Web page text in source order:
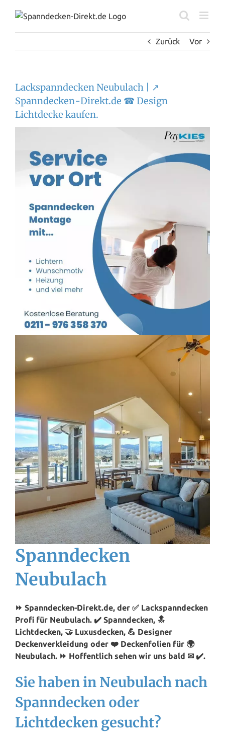
Inhalt
Zurück
Vor
Lackspanndecken Neubulach | ↗️
Spanndecken-Direkt.de ☎ Design
Lichtdecke kaufen.
Spanndecken
Neubulach
⏩ Spanndecken-Direkt.de, der ✅ Lackspanndecken
Profi für Neubulach. ✔️ Spanndecken, 🔝
Lichtdecken, 🤝 Luxusdecken, 💪 Designer
Deckenverkleidung oder ❤️ Deckenfolien für 🌍
Neubulach. ⏩ Hoffentlich sehen wir uns bald ✉ ✔️.
Sie haben in Neubulach nach
Spanndecken oder
Lichtdecken gesucht?